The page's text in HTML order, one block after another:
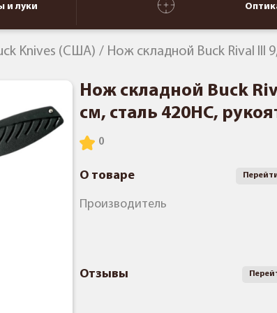
и луки
Knives (США) Нож складной Buck Rival III
Нож складной Buck
см, сталь 420HC,
О товаре
Производитель
Отзывы